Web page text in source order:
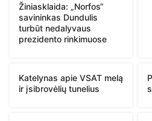
Žiniasklaida: „Norfos“
savininkas Dundulis
turbūt nedalyvaus
prezidento rinkimuose
Katelynas apie VSAT melą
ir įsibrovėlių tunelius